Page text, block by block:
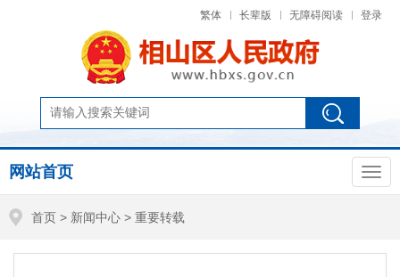
繁体 长辈版 无障碍阅读 登录
网站首页
首页 > 新闻中心 > 重要转载